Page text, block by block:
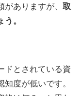
ありますが、 取
。
ドとされている資
度が低いです。